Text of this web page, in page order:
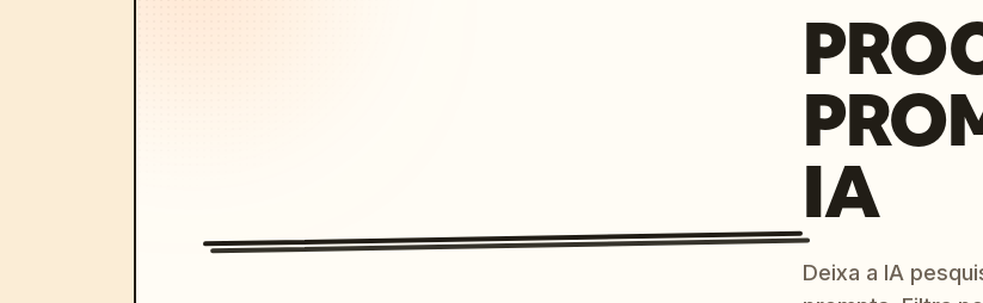
IA
Deixa a IA